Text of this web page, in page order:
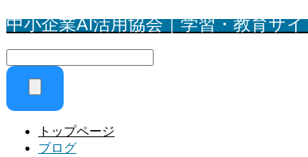
中小企業AI活用協会｜学習・教育サ
トップページ
ブログ